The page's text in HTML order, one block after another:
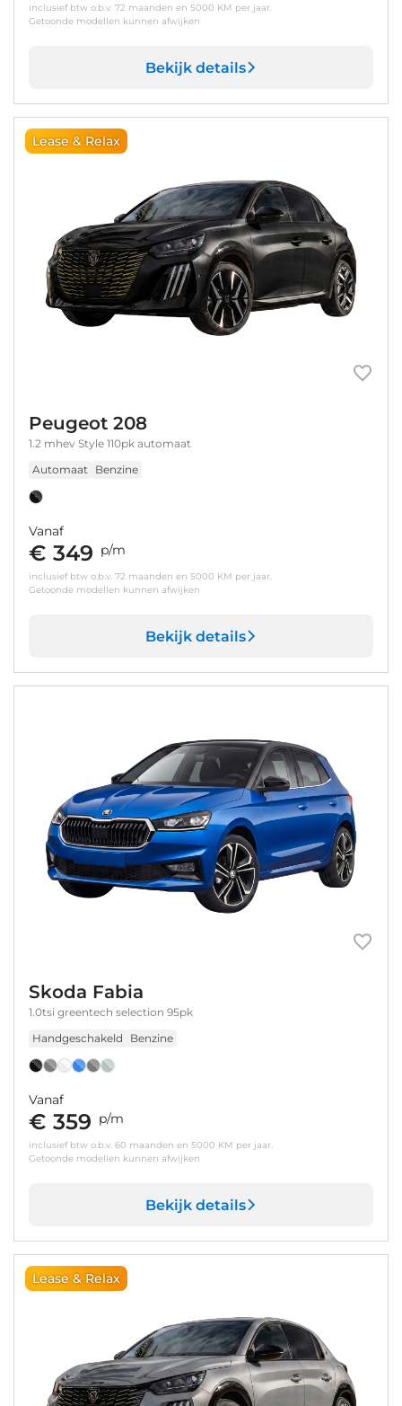
inclusief btw o.b.v. 72 maanden en 5000 KM per jaar.
Getoonde modellen kunnen afwijken
Bekijk details
Lease & Relax
Peugeot 208
1.2 mhev Style 110pk automaat
Automaat Benzine
Vanaf
€ 349 p/m
inclusief btw o.b.v. 72 maanden en 5000 KM per jaar.
Getoonde modellen kunnen afwijken
Bekijk details
Skoda Fabia
1.0tsi greentech selection 95pk
Handgeschakeld
Benzine
Vanaf
€ 359 p/m
inclusief btw o.b.v. 60 maanden en 5000 KM per jaar.
Getoonde modellen kunnen afwijken
Bekijk details
Lease & Relax